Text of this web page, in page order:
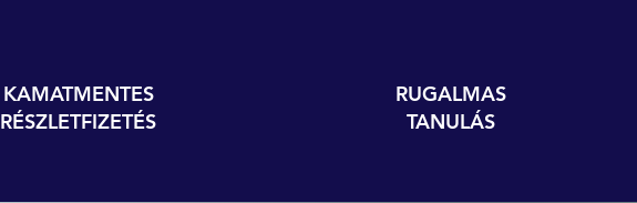
KAMATMENTES
RÉSZLETFIZETÉS
RUGALMAS
TANULÁS